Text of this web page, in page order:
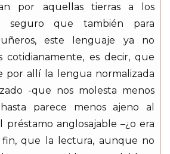
por aquellas tierras a los
seguro que también para
este lenguaje ya no
cotidianamente, es decir, que
por allí la lengua normalizada
-que nos molesta menos
parece menos ajeno al
anglosajable –¿o era
fin, que la lectura, aunque no